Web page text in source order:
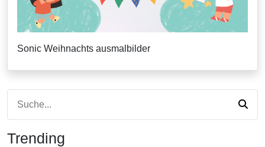
Sonic Weihnachts ausmalbilder
Trending